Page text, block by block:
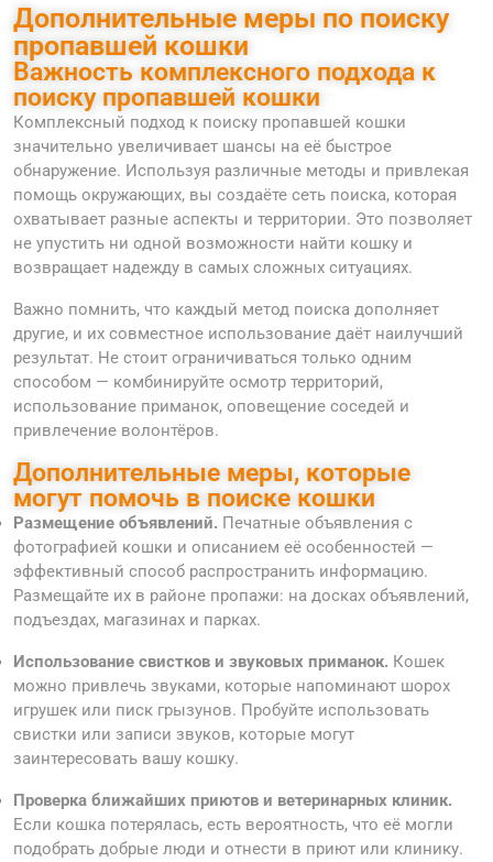
Дополнительные меры по поиску
пропавшей кошки
Важность комплексного подхода к
поиску пропавшей кошки
Комплексный подход к поиску пропавшей кошки
значительно увеличивает шансы на её быстрое
обнаружение. Используя различные методы и привлекая
помощь окружающих, вы создаёте сеть поиска, которая
охватывает разные аспекты и территории. Это позволяет
не упустить ни одной возможности найти кошку и
возвращает надежду в самых сложных ситуациях.
Важно помнить, что каждый метод поиска дополняет
другие, и их совместное использование даёт наилучший
результат. Не стоит ограничиваться только одним
способом — комбинируйте осмотр территорий,
использование приманок, оповещение соседей и
привлечение волонтёров.
Дополнительные меры, которые
могут помочь в поиске кошки
Размещение объявлений. Печатные объявления с
фотографией кошки и описанием её особенностей —
эффективный способ распространить информацию.
Размещайте их в районе пропажи: на досках объявлений,
подъездах, магазинах и парках.
Использование свистков и звуковых приманок. Кошек
можно привлечь звуками, которые напоминают шорох
игрушек или писк грызунов. Пробуйте использовать
свистки или записи звуков, которые могут
заинтересовать вашу кошку.
Проверка ближайших приютов и ветеринарных клиник.
Если кошка потерялась, есть вероятность, что её могли
подобрать добрые люди и отнести в приют или клинику.